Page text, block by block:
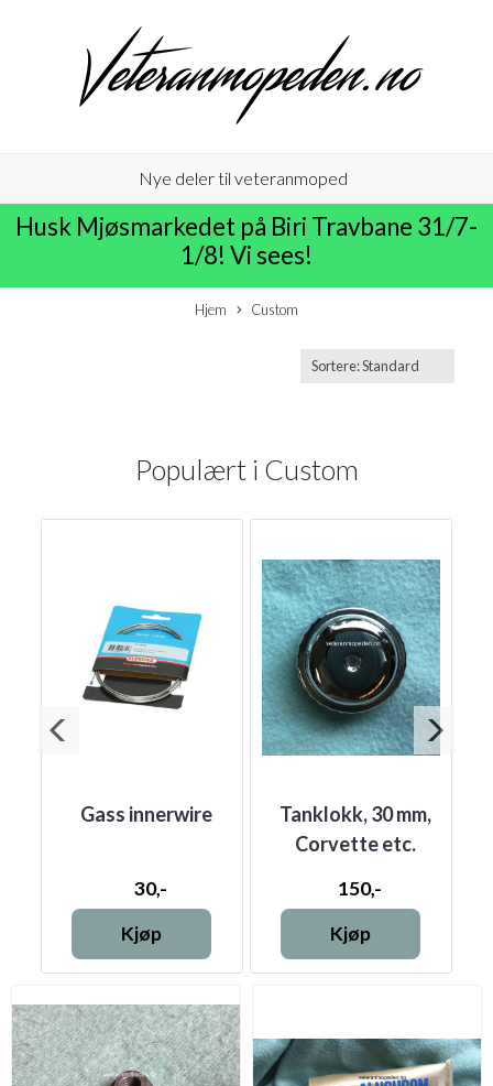
Nye deler til veteranmoped
Husk Mjøsmarkedet på Biri Travbane 31/7-
1/8! Vi sees!
Hjem Custom
Populært i Custom
Gass innerwire
30,-
Kjøp
Tanklokk, 30 mm,
Corvette etc.
150,-
Kjøp